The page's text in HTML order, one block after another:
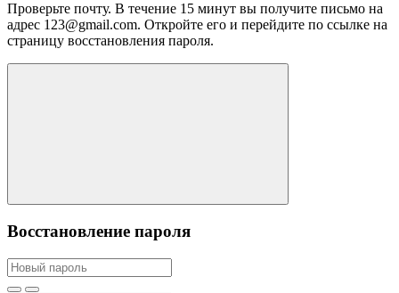
Проверьте почту. В течение 15 минут вы получите письмо на
адрес 123@gmail.com. Откройте его и перейдите по ссылке на
страницу восстановления пароля.
Восстановление пароля